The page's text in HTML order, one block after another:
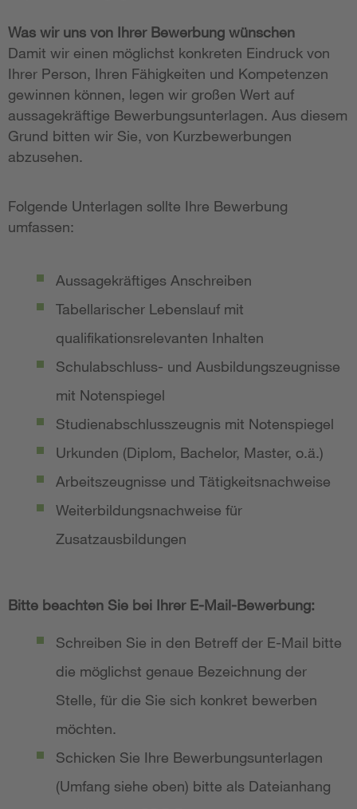
Was wir uns von Ihrer Bewerbung wünschen
Damit wir einen möglichst konkreten Eindruck von
Ihrer Person, Ihren Fähigkeiten und Kompetenzen
gewinnen können, legen wir großen Wert auf
aussagekräftige Bewerbungsunterlagen. Aus diesem
Grund bitten wir Sie, von Kurzbewerbungen
abzusehen.
Folgende Unterlagen sollte Ihre Bewerbung
umfassen:
Aussagekräftiges Anschreiben
Tabellarischer Lebenslauf mit
qualifikationsrelevanten Inhalten
Schulabschluss- und Ausbildungszeugnisse
mit Notenspiegel
Studienabschlusszeugnis mit Notenspiegel
Urkunden (Diplom, Bachelor, Master, o.ä.)
Arbeitszeugnisse und Tätigkeitsnachweise
Weiterbildungsnachweise für
Zusatzausbildungen
Bitte beachten Sie bei Ihrer E-Mail-Bewerbung:
Schreiben Sie in den Betreff der E-Mail bitte
die möglichst genaue Bezeichnung der
Stelle, für die Sie sich konkret bewerben
möchten.
Schicken Sie Ihre Bewerbungsunterlagen
(Umfang siehe oben) bitte als Dateianhang